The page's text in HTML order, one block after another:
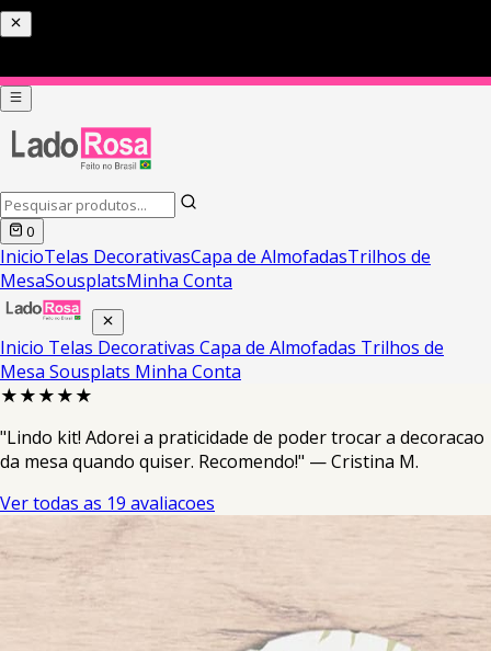
0
InicioTelas DecorativasCapa de AlmofadasTrilhos de
MesaSousplatsMinha Conta
Inicio Telas Decorativas Capa de Almofadas Trilhos de
Mesa Sousplats Minha Conta
★★★★★
"Lindo kit! Adorei a praticidade de poder trocar a decoracao
da mesa quando quiser. Recomendo!" — Cristina M.
Ver todas as 19 avaliacoes